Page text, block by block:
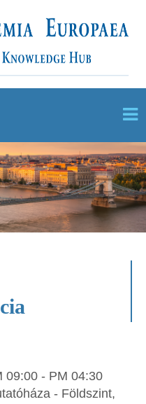
09:00 - PM 04:30
- Földszint,